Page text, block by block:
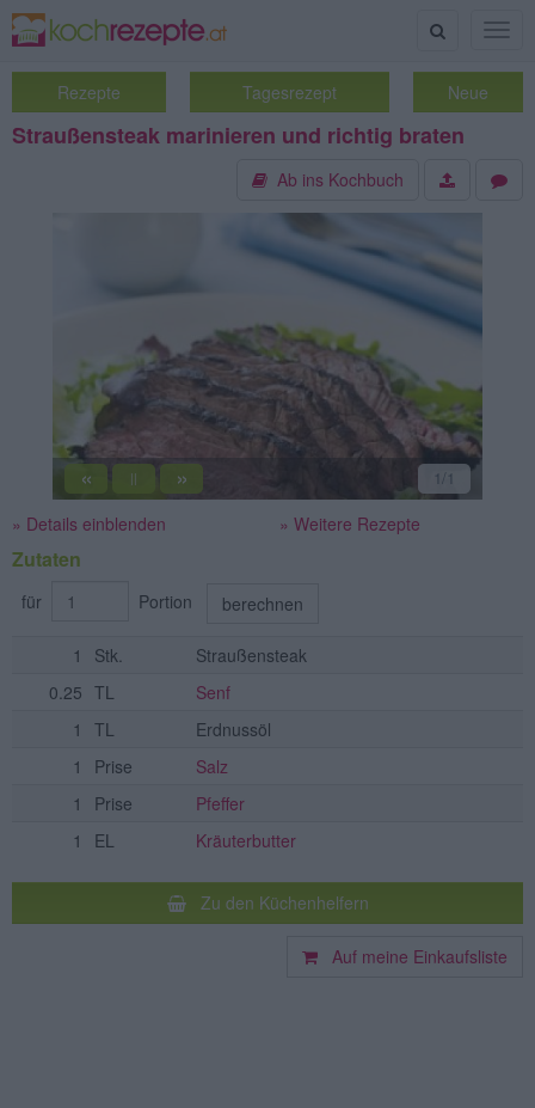
Suche
Rezepte Tagesrezept Neue
Straußensteak marinieren und richtig braten
Ab ins Kochbuch
« || » 1/1
» Details einblenden » Weitere Rezepte
Zutaten
für Portion berechnen
1 Stk.
Straußensteak
0.25 TL
Senf
1
TL
Erdnussöl
1
Prise
Salz
1
Prise
Pfeffer
1
EL Kräuterbutter
Zu den Küchenhelfern
Auf meine Einkaufsliste